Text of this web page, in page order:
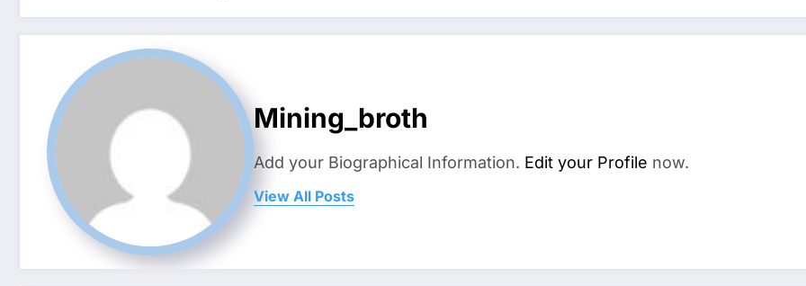
Mining_broth
Add your Biographical Information. Edit your Profile now.
View All Posts